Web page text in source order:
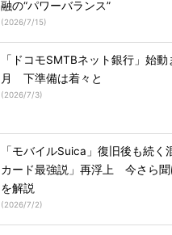
融の“パワーバランス”
(2026/7/15)
「ドコモSMTBネット銀行」始動
月 下準備は着々と
(2026/7/3)
「モバイルSuica」復旧後も続く
カード最強説」再浮上 今さら聞
を解説
(2026/7/2)